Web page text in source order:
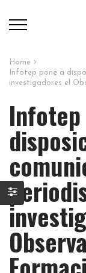
Home
Infotep pone a
investigadores el